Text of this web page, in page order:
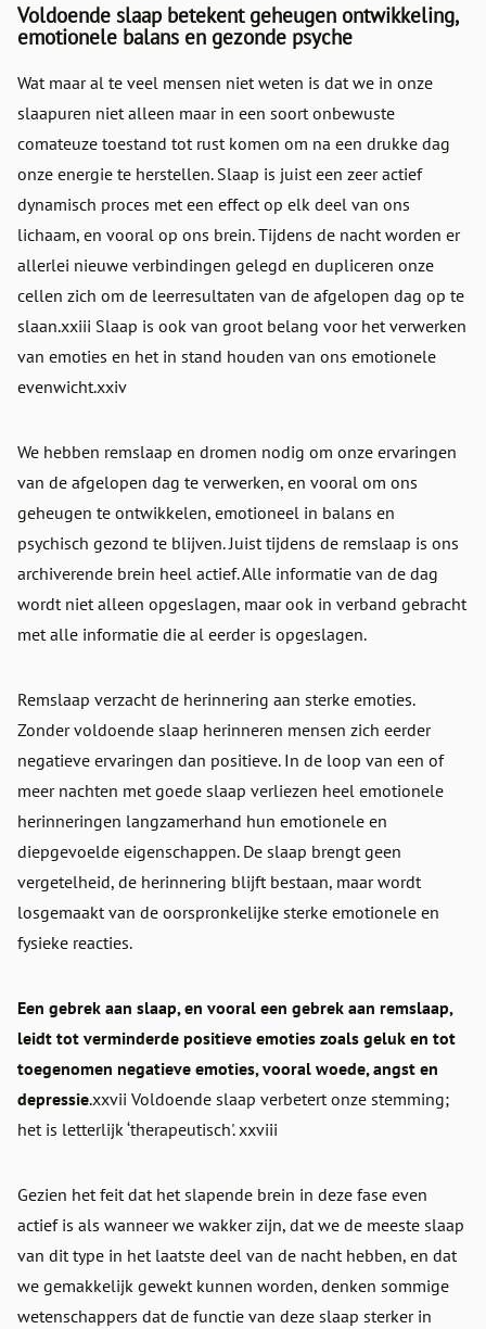
Voldoende slaap betekent geheugen ontwikkeling,
emotionele balans en gezonde psyche
Wat maar al te veel mensen niet weten is dat we in onze
slaapuren niet alleen maar in een soort onbewuste
comateuze toestand tot rust komen om na een drukke dag
onze energie te herstellen. Slaap is juist een zeer actief
dynamisch proces met een effect op elk deel van ons
lichaam, en vooral op ons brein. Tijdens de nacht worden er
allerlei nieuwe verbindingen gelegd en dupliceren onze
cellen zich om de leerresultaten van de afgelopen dag op te
slaan.xxiii Slaap is ook van groot belang voor het verwerken
van emoties en het in stand houden van ons emotionele
evenwicht.xxiv
We hebben remslaap en dromen nodig om onze ervaringen
van de afgelopen dag te verwerken, en vooral om ons
geheugen te ontwikkelen, emotioneel in balans en
psychisch gezond te blijven. Juist tijdens de remslaap is ons
archiverende brein heel actief. Alle informatie van de dag
wordt niet alleen opgeslagen, maar ook in verband gebracht
met alle informatie die al eerder is opgeslagen.
Remslaap verzacht de herinnering aan sterke emoties.
Zonder voldoende slaap herinneren mensen zich eerder
negatieve ervaringen dan positieve. In de loop van een of
meer nachten met goede slaap verliezen heel emotionele
herinneringen langzamerhand hun emotionele en
diepgevoelde eigenschappen. De slaap brengt geen
vergetelheid, de herinnering blijft bestaan, maar wordt
losgemaakt van de oorspronkelijke sterke emotionele en
fysieke reacties.
Een gebrek aan slaap, en vooral een gebrek aan remslaap,
leidt tot verminderde positieve emoties zoals geluk en tot
toegenomen negatieve emoties, vooral woede, angst en
depressie.xxvii Voldoende slaap verbetert onze stemming;
het is letterlijk ‘therapeutisch'. xxviii
Gezien het feit dat het slapende brein in deze fase even
actief is als wanneer we wakker zijn, dat we de meeste slaap
van dit type in het laatste deel van de nacht hebben, en dat
we gemakkelijk gewekt kunnen worden, denken sommige
wetenschappers dat de functie van deze slaap sterker in